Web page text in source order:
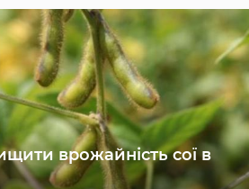
врожайність сої в